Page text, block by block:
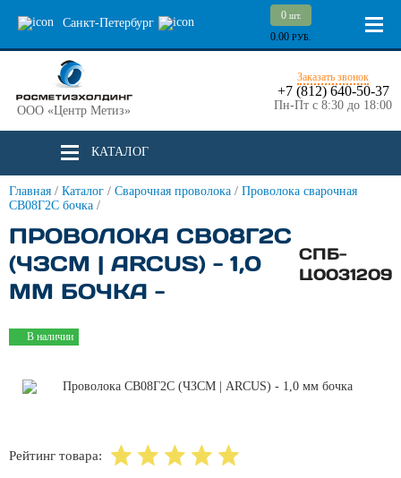
Санкт-Петербург
0 шт.
0.00 РУБ.
ООО «Центр Метиз»
Заказать звонок
+7 (812) 640-50-37
Пн-Пт с 8:30 до 18:00
КАТАЛОГ
Главная / Каталог / Сварочная проволока / Проволока сварочная
СВ08Г2С бочка /
ПРОВОЛОКА СВ08Г2С
(ЧЗСМ | ARCUS) - 1,0
ММ БОЧКА -
СПБ-
Ц0031209
В наличии
Рейтинг товара: